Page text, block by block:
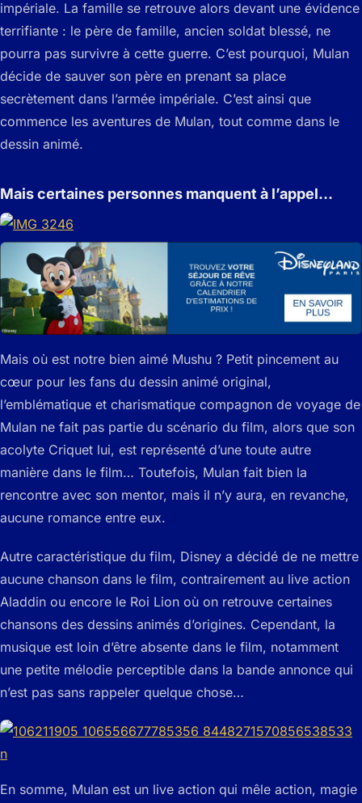
impériale. La famille se retrouve alors devant une évidence
terrifiante : le père de famille, ancien soldat blessé, ne
pourra pas survivre à cette guerre. C’est pourquoi, Mulan
décide de sauver son père en prenant sa place
secrètement dans l’armée impériale. C’est ainsi que
commence les aventures de Mulan, tout comme dans le
dessin animé.
Mais certaines personnes manquent à l’appel…
Mais où est notre bien aimé Mushu ? Petit pincement au
cœur pour les fans du dessin animé original,
l’emblématique et charismatique compagnon de voyage de
Mulan ne fait pas partie du scénario du film, alors que son
acolyte Criquet lui, est représenté d’une toute autre
manière dans le film… Toutefois, Mulan fait bien la
rencontre avec son mentor, mais il n’y aura, en revanche,
aucune romance entre eux.
Autre caractéristique du film, Disney a décidé de ne mettre
aucune chanson dans le film, contrairement au live action
Aladdin ou encore le Roi Lion où on retrouve certaines
chansons des dessins animés d’origines. Cependant, la
musique est loin d’être absente dans le film, notamment
une petite mélodie perceptible dans la bande annonce qui
n’est pas sans rappeler quelque chose…
En somme, Mulan est un live action qui mêle action, magie